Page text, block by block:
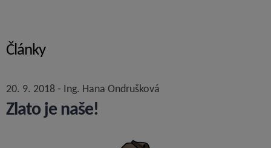
Články
20. 9. 2018 - Ing. Hana Ondrušková
Zlato je naše!